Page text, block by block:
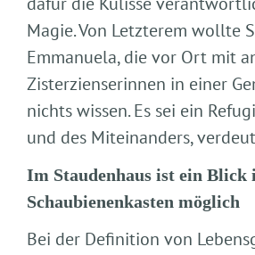
Magie. Von Letzterem wollte
Emmanuela, die vor Ort mit
Zisterzienserinnen in einer
nichts wissen. Es sei ein
und des Miteinanders,
Im Staudenhaus ist ein Blick
Schaubienenkasten möglich
Bei der Definition von